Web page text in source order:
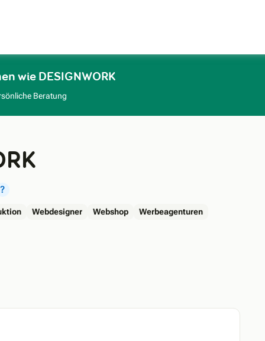
wie DESIGNWORK
Beratung
?
Webdesigner Webshop Werbeagenturen